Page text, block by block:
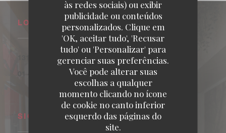
às redes sociais) ou exibir
publicidade ou conteúdos
personalizados. Clique em
'OK, aceitar tudo', 'Recusar
tudo' ou 'Personalizar' para
gerenciar suas preferências.
Você pode alterar suas
escolhas a qualquer
momento clicando no ícone
de cookie no canto inferior
esquerdo das páginas do
site.
LOCAL
131 Bld Exelmans 75016 Paris ((abre numa nova janela))
SIGA-NOS